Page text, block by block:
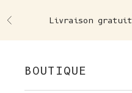
Précédent Livraison
BOUTIQUE